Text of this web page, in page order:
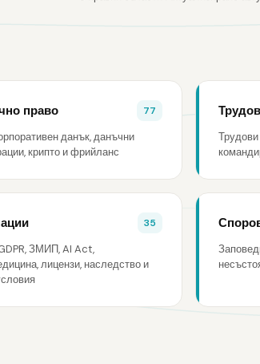
право 77
данък, данъчни
крипто и фрийланс
Трудови
35
ЗМИП, AI Act,
лицензи, наследство и